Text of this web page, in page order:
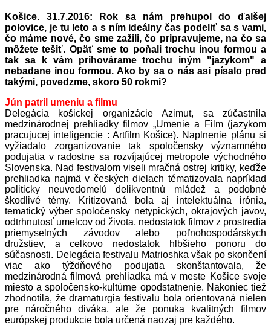
Košice. 31.7.2016: Rok sa nám prehupol do ďalšej
polovice, je tu leto a s ním ideálny čas podeliť sa s vami,
čo máme nové, čo sme zažili, čo pripravujeme, na čo sa
môžete tešiť. Opäť sme to poňali trochu inou formou a
tak sa k vám prihovárame trochu iným "jazykom" a
nebadane inou formou. Ako by sa o nás asi písalo pred
takými, povedzme, skoro 50 rokmi?
Jún patril umeniu a filmu
Delegácia košickej organizácie Azimut, sa zúčastnila
medzinárodnej prehliadky filmov „Umenie a Film (jazykom
pracujucej inteligencie : Artfilm Košice). Naplnenie plánu si
vyžiadalo zorganizovanie tak spoločensky významného
podujatia v radostne sa rozvíjajúcej metropole východného
Slovenska. Nad festivalom viseli mračná ostrej kritiky, keďže
prehliadka najmä v českých dielach tématizovala napríklad
politicky neuvedomelú delikventnú mládež a podobné
škodlivé témy. Kritizovaná bola aj intelektuálna irónia,
tematický výber spoločensky netypických, okrajových javov,
odtrhnutosť umelcov od života, nedostatok filmov z prostredia
priemyselných závodov alebo poľnohospodárskych
družstiev, a celkovo nedostatok hlbšieho ponoru do
súčasnosti. Delegácia festivalu Matrioshka však po skončení
viac ako týždňového podujatia skonštantovala, že
medzinárodná filmová prehliadka má v meste Košice svoje
miesto a spoločensko-kultúrne opodstatnenie. Nakoniec tiež
zhodnotila, že dramaturgia festivalu bola orientovaná nielen
pre náročného diváka, ale že ponuka kvalitných filmov
európskej produkcie bola určená naozaj pre každého.